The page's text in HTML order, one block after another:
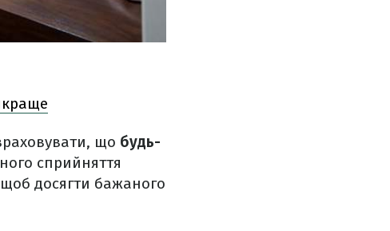
що будь-
сприйняття
досягти бажаного